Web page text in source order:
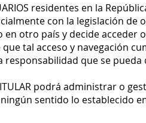
residentes en la
con la legislación de
otro país y decide acceder
tal acceso y navegación
que se
podrá administrar o
sentido lo establecido